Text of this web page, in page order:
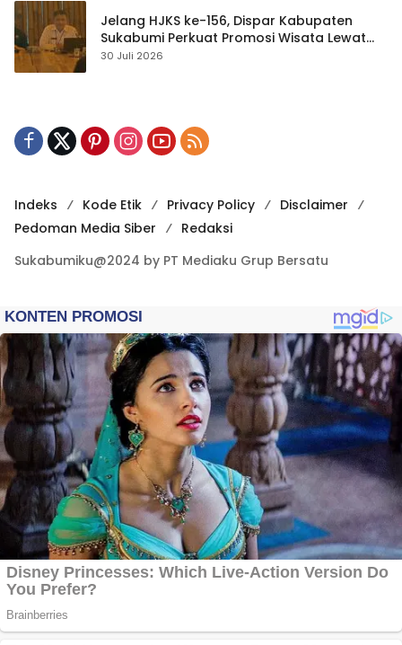
Jelang HJKS ke-156, Dispar Kabupaten
Sukabumi Perkuat Promosi Wisata Lewat
Publikasi Digital
30 Juli 2026
Indeks Kode Etik Privacy Policy
Disclaimer
Pedoman Media Siber
Redaksi
Sukabumiku@2024 by PT Mediaku Grup Bersatu